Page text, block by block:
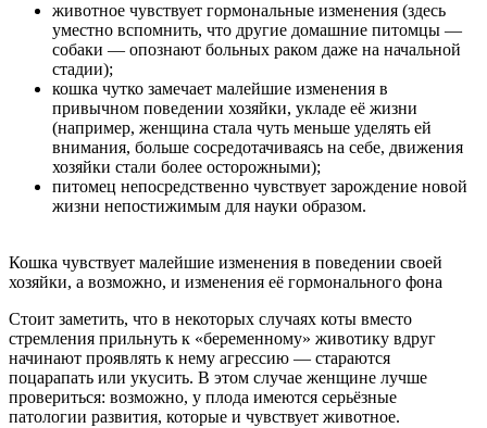
животное чувствует гормональные изменения (здесь
уместно вспомнить, что другие домашние питомцы —
собаки — опознают больных раком даже на начальной
стадии);
кошка чутко замечает малейшие изменения в
привычном поведении хозяйки, укладе её жизни
(например, женщина стала чуть меньше уделять ей
внимания, больше сосредотачиваясь на себе, движения
хозяйки стали более осторожными);
питомец непосредственно чувствует зарождение новой
жизни непостижимым для науки образом.
Кошка чувствует малейшие изменения в поведении своей
хозяйки, а возможно, и изменения её гормонального фона
Стоит заметить, что в некоторых случаях коты вместо
стремления прильнуть к «беременному» животику вдруг
начинают проявлять к нему агрессию — стараются
поцарапать или укусить. В этом случае женщине лучше
провериться: возможно, у плода имеются серьёзные
патологии развития, которые и чувствует животное.